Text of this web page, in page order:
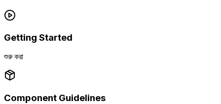
Getting Started
শুরু করা
Component Guidelines